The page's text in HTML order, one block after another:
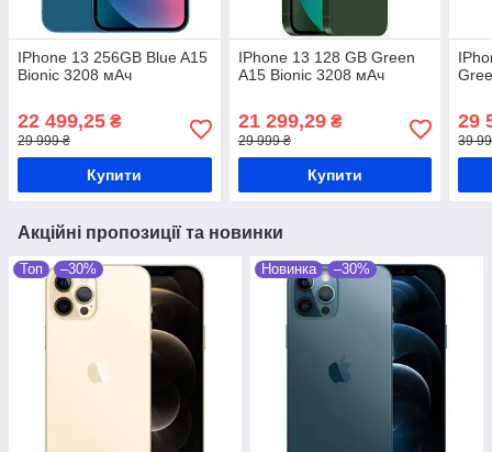
IPhone 13 256GB Blue A15
Bionic 3208 мАч
22 499,25 ₴
29 999 ₴
Купити
IPhone 13 128 GB Green
A15 Bionic 3208 мАч
21 299,29₴
29 999 ₴
Купити
29
39
Акційні пропозиції та новинки
Топ –30% Новинка –30%